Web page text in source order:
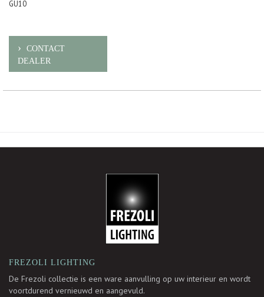
GU10
CONTACT
DEALER
FREZOLI LIGHTING
De Frezoli collectie is een ware aanvulling op uw interieur en wordt
voortdurend vernieuwd en aangevuld.